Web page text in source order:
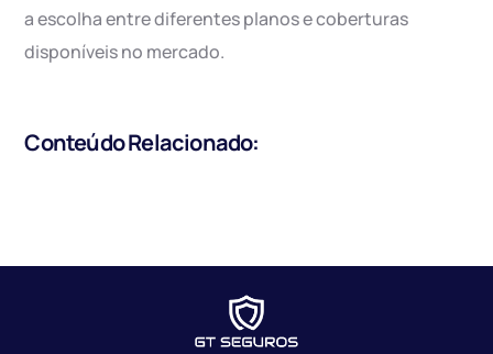
a escolha entre diferentes planos e coberturas
disponíveis no mercado.
Conteúdo Relacionado: